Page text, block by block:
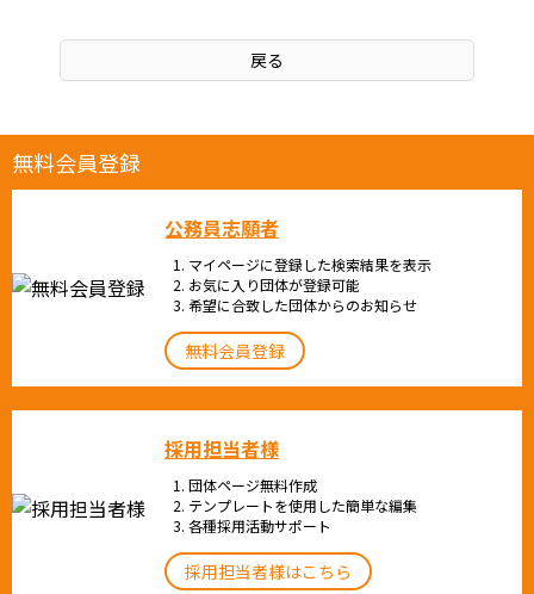
無料会員登録
公務員志願者
マイページに登録した検索結果を表示
お気に入り団体が登録可能
希望に合致した団体からのお知らせ
無料会員登録
採用担当者様
団体ページ無料作成
テンプレートを使用した簡単な編集
各種採用活動サポート
採用担当者様はこちら